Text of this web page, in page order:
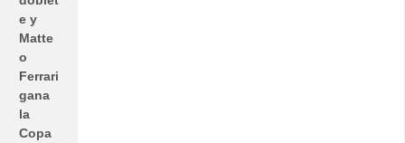
e y
Matte
o
Ferrari
gana
la
Copa